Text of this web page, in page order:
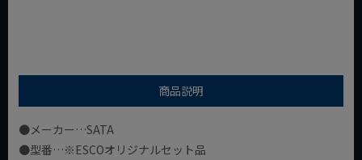
商品説明
●メーカー…SATA
●型番…※ESCOオリジナルセット品